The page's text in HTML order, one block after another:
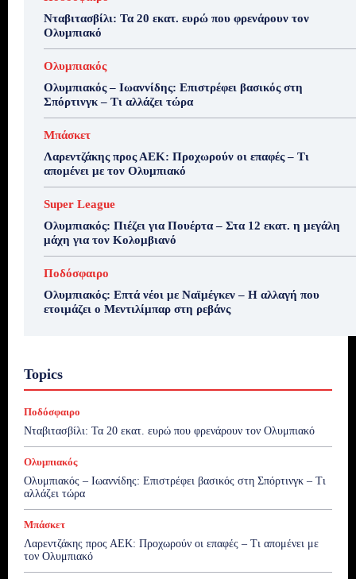
Νταβιτασβίλι: Τα 20 εκατ. ευρώ που φρενάρουν τον
Ολυμπιακό
Ολυμπιακός
Ολυμπιακός – Ιωαννίδης: Επιστρέφει βασικός στη
Σπόρτινγκ – Τι αλλάζει τώρα
Μπάσκετ
Λαρεντζάκης προς ΑΕΚ: Προχωρούν οι επαφές – Τι
απομένει με τον Ολυμπιακό
Super League
Ολυμπιακός: Πιέζει για Πουέρτα – Στα 12 εκατ. η μεγάλη
μάχη για τον Κολομβιανό
Ποδόσφαιρο
Ολυμπιακός: Επτά νέοι με Ναϊμέγκεν – Η αλλαγή που
ετοιμάζει ο Μεντιλίμπαρ στη ρεβάνς
Topics
Ποδόσφαιρο
Νταβιτασβίλι: Τα 20 εκατ. ευρώ που φρενάρουν τον Ολυμπιακό
Ολυμπιακός
Ολυμπιακός – Ιωαννίδης: Επιστρέφει βασικός στη Σπόρτινγκ – Τι
αλλάζει τώρα
Μπάσκετ
Λαρεντζάκης προς ΑΕΚ: Προχωρούν οι επαφές – Τι απομένει με
τον Ολυμπιακό